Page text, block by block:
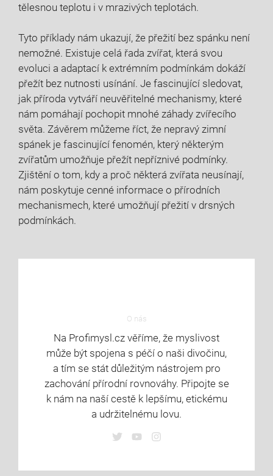
tělesnou teplotu i v mrazivých teplotách.
Tyto příklady nám ukazují, že přežití bez spánku není
nemožné. Existuje celá řada zvířat, která svou
evoluci a adaptací k extrémním podmínkám dokáží
přežít bez nutnosti usínání. Je fascinující sledovat,
jak příroda vytváří neuvěřitelné mechanismy, které
nám pomáhají pochopit mnohé záhady zvířecího
světa. Závěrem můžeme říct, že nepravý zimní
spánek je fascinující fenomén, který některým
zvířatům umožňuje přežít nepříznivé podmínky.
Zjištění o tom, kdy a proč některá zvířata neusínají,
nám poskytuje cenné informace o přírodních
mechanismech, které umožňují přežití v drsných
podmínkách.
O nás
Na Profimysl.cz věříme, že myslivost
může být spojena s péčí o naši divočinu,
a tím se stát důležitým nástrojem pro
zachování přírodní rovnováhy. Připojte se
k nám na naší cestě k lepšímu, etickému
a udržitelnému lovu.